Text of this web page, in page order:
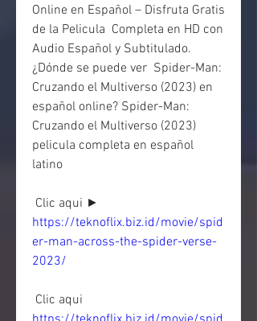
Online en Español – Disfruta Gratis
de la Pelicula  Completa en HD con
Audio Español y Subtitulado.
¿Dónde se puede ver  Spider-Man:
Cruzando el Multiverso (2023) en
español online? Spider-Man:
Cruzando el Multiverso (2023)
pelicula completa en español
latino
https://teknoflix.biz.id/movie/spid
er-man-across-the-spider-verse-
2023/